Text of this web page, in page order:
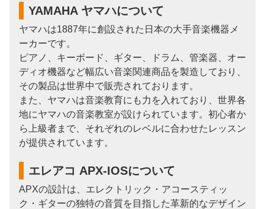
YAMAHA ヤマハについて
ヤマハは1887年に創設された日本の大手音楽機器メ
ーカーです。
ピアノ、キーボード、ギター、ドラム、管楽器、オー
ディオ機器など幅広い音楽関連商品を製造しており、
その製品は世界中で販売されております。
また、ヤマハは音楽教育にも力を入れており、世界各
地にヤマハの音楽教室が設けられています。初心者か
ら上級者まで、それぞれのレベルに合わせたレッスン
が提供されています。
エレアコ APX-IOSについて
APXの設計は、エレクトリック・アコースティッ
ク・ギターの独特の音質を目指した革新的なデザイン